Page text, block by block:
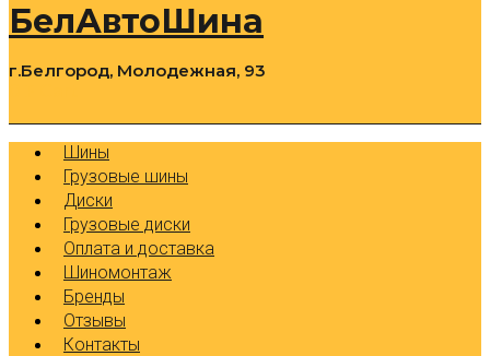
БелАвтоШина
г.Белгород, Молодежная, 93
Шины
Грузовые шины
Диски
Грузовые диски
Оплата и доставка
Шиномонтаж
Бренды
Отзывы
Контакты